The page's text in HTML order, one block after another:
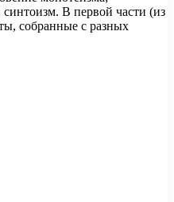
В первой части (из
собранные с разных